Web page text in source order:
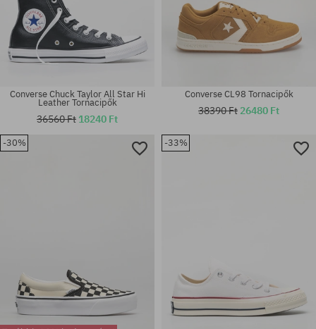
Elérhető méretek:
Elérhető méretek:
Converse Chuck Taylor All Star Hi
Leather Tornacipők
36560 Ft 18240 Ft
Converse CL98 Tornacipők
38390 Ft 26480 Ft
-30% -33%